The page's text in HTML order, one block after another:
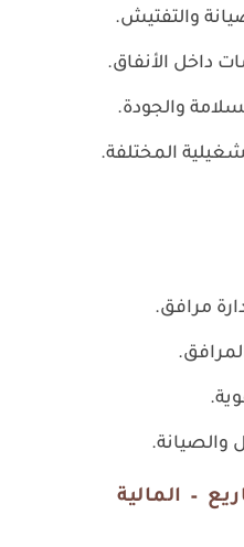
والتفتيش.
داخل الأنفاق.
والجودة.
المختلفة.
مرافق.
والصيانة.
– المالية